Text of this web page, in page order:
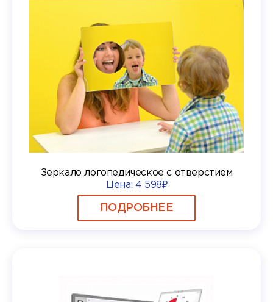
Зеркало логопедическое с отверстием
Цена: 4 598₽
ПОДРОБНЕЕ